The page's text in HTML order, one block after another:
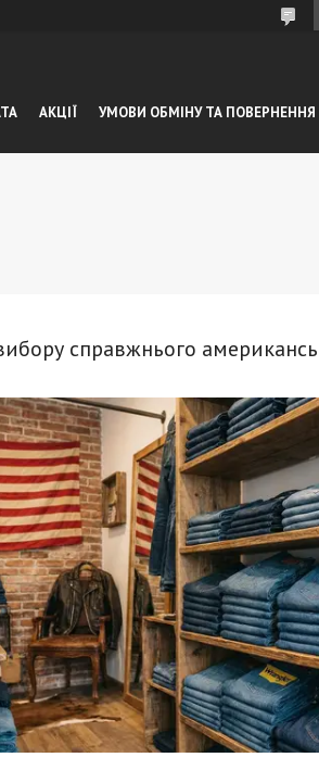
АКЦІЇ УМОВИ ОБМІНУ ТА ПОВЕРНЕННЯ
справжнього